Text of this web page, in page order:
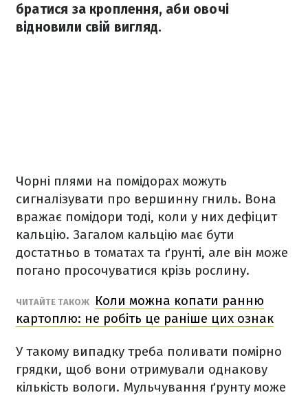
братися за кроплення, аби овочі
відновили свій вигляд.
Чорні плями на помідорах можуть
сигналізувати про вершинну гниль. Вона
вражає помідори тоді, коли у них дефіцит
кальцію. Загалом кальцію має бути
достатньо в томатах та ґрунті, але він може
погано просочуватися крізь рослину.
ЧИТАЙТЕ ТАКОЖ
Коли можна копати ранню
картоплю: не робіть це раніше цих ознак
У такому випадку треба поливати помірно
грядки, щоб вони отримували однакову
кількість вологи. Мульчування ґрунту може